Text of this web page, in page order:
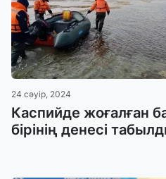
24 сәуір, 2024
Каспийде жоғалған
бірінің денесі